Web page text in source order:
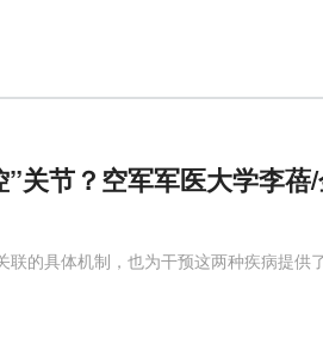
关节？空军军医大学李蓓
的具体机制，也为干预这两种疾病提供